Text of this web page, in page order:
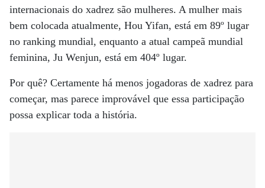
internacionais do xadrez são mulheres. A mulher mais
bem colocada atualmente, Hou Yifan, está em 89º lugar
no ranking mundial, enquanto a atual campeã mundial
feminina, Ju Wenjun, está em 404º lugar.
Por quê? Certamente há menos jogadoras de xadrez para
começar, mas parece improvável que essa participação
possa explicar toda a história.